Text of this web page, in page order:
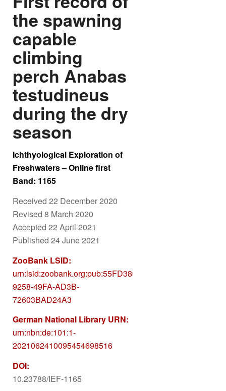
the spawning
capable
climbing
perch Anabas
testudineus
during the dry
season
Ichthyological Exploration of
Freshwaters – Online first
Band: 1165
Received 22 December 2020
Revised 8 March 2020
Accepted 22 April 2021
Published 24 June 2021
ZooBank LSID:
urn:lsid:zoobank.org:pub:55FD3806-
9258-49FA-AD3B-
72603BAD24A3
German National Library URN:
urn:nbn:de:101:1-
2021062410095454698516
DOI:
10.23788/IEF-1165